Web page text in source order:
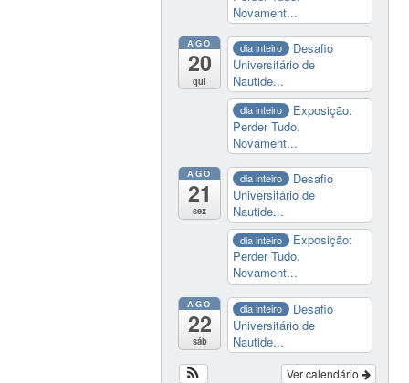
Novament...
AGO
20
qui
dia inteiro
Desafio
Universitário de
Nautide...
dia inteiro
Exposição:
Perder Tudo.
Novament...
AGO
21
sex
dia inteiro
Desafio
Universitário de
Nautide...
dia inteiro
Exposição:
Perder Tudo.
Novament...
AGO
22
sáb
dia inteiro
Desafio
Universitário de
Nautide...
Ver calendário